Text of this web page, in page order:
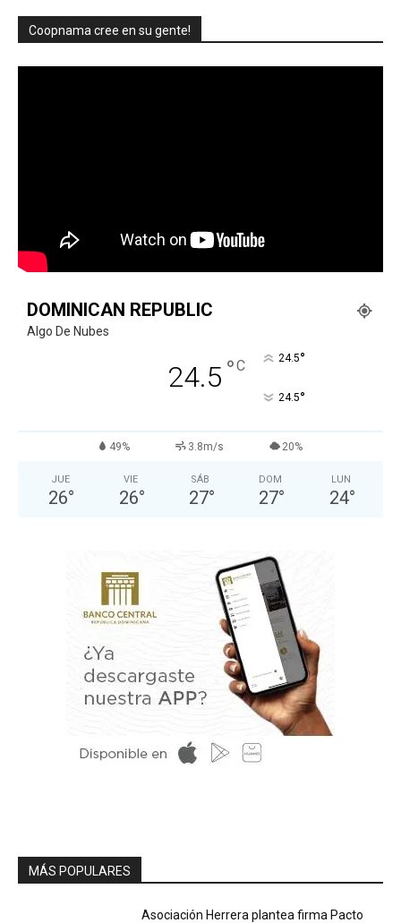
Coopnama cree en su gente!
DOMINICAN REPUBLIC
Algo De Nubes
24.5 °C 24.5°
24.5°
49% 3.8m/s 20%
JUE
26°
VIE
26°
SÁB
27°
DOM
27°
LUN
24°
MÁS POPULARES
Asociación Herrera plantea firma Pacto